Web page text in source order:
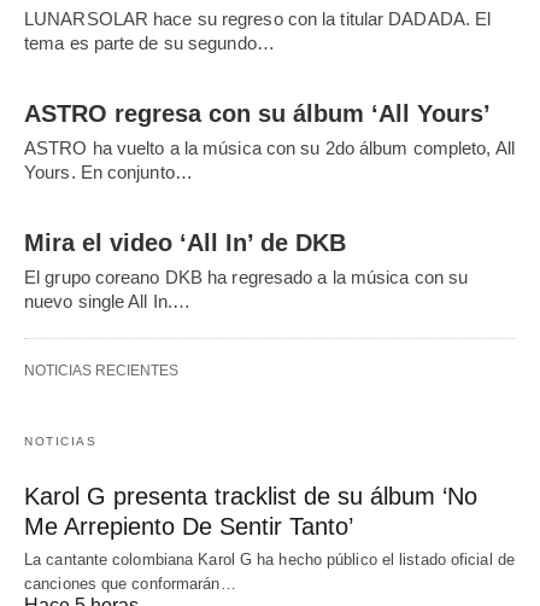
LUNARSOLAR hace su regreso con la titular DADADA. El
tema es parte de su segundo…
ASTRO regresa con su álbum ‘All Yours’
ASTRO ha vuelto a la música con su 2do álbum completo, All
Yours. En conjunto…
Mira el video ‘All In’ de DKB
El grupo coreano DKB ha regresado a la música con su
nuevo single All In.…
NOTICIAS RECIENTES
NOTICIAS
Karol G presenta tracklist de su álbum ‘No
Me Arrepiento De Sentir Tanto’
La cantante colombiana Karol G ha hecho público el listado oficial de
canciones que conformarán…